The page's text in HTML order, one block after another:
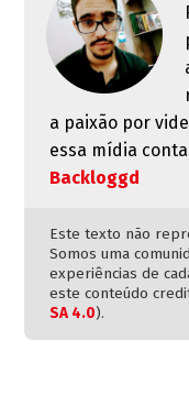
a paixão por
essa mídia
Backloggd
Este texto não
Somos uma
experiências de
este conteúdo
SA 4.0).